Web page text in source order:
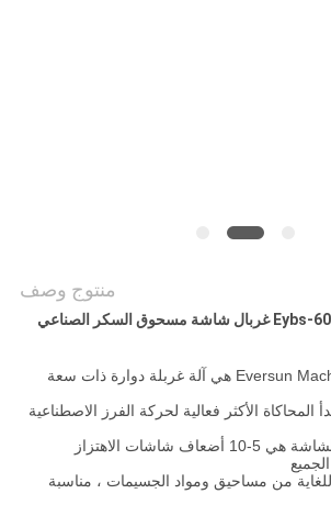
منتوج وصف
الفولاذ المقاوم للصدأ Eybs-600 غربال شاشة مسحوق السكر الصناعي
آلة فرز الأكواب Eversun Machinery هي آلة غربلة دوارة ذات سعة
المحاكاة الأكثر فعالية لحركة الفرز الاصطناعية
الدقة والكفاءة وعمر الشاشة هي 5-10 أضعاف شاشات الاهتزاز
من مساحيق ومواد الجسيمات ، مناسبة